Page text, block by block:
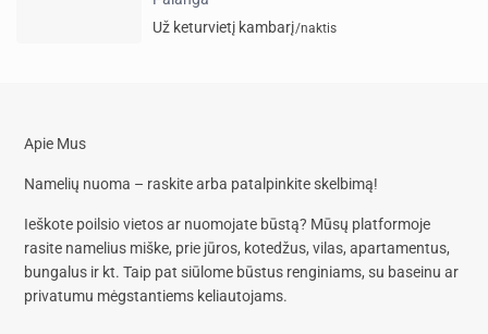
Už keturvietį kambarį/naktis
Apie Mus
Namelių nuoma – raskite arba patalpinkite skelbimą!
Ieškote poilsio vietos ar nuomojate būstą? Mūsų platformoje
rasite namelius miške, prie jūros, kotedžus, vilas, apartamentus,
bungalus ir kt. Taip pat siūlome būstus renginiams, su baseinu ar
privatumu mėgstantiems keliautojams.